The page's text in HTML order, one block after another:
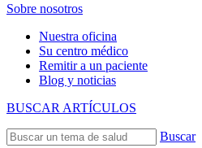
Sobre nosotros
Nuestra oficina
Su centro médico
Remitir a un paciente
Blog y noticias
BUSCAR ARTÍCULOS
Buscar